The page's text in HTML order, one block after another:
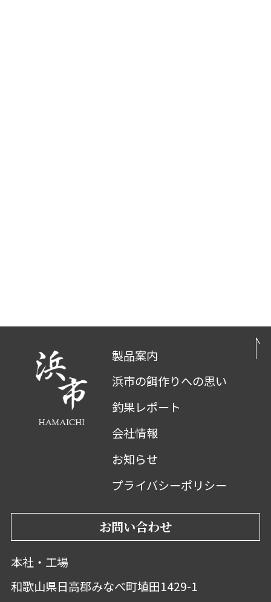
製品案内
浜市の餌作りへの思い
釣果レポート
会社情報
お知らせ
プライバシーポリシー
お問い合わせ
本社・工場
和歌山県日高郡みなべ町埴田1429-1